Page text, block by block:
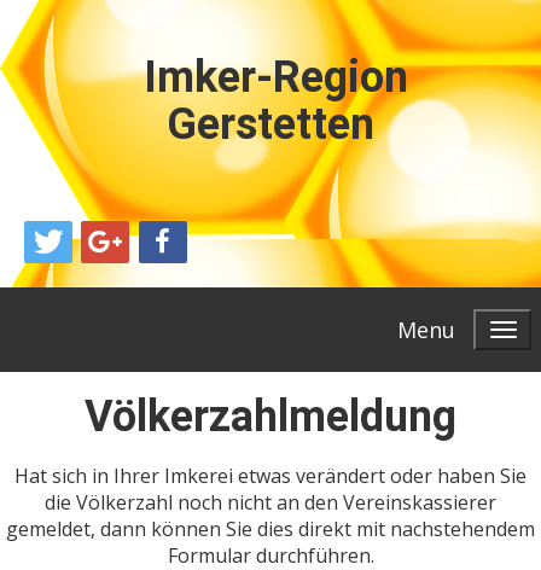
Imker-Region
Gerstetten
Menu
Völkerzahlmeldung
Hat sich in Ihrer Imkerei etwas verändert oder haben Sie
die Völkerzahl noch nicht an den Vereinskassierer
gemeldet, dann können Sie dies direkt mit nachstehendem
Formular durchführen.